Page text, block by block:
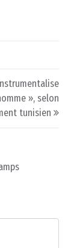
», selon
tunisien